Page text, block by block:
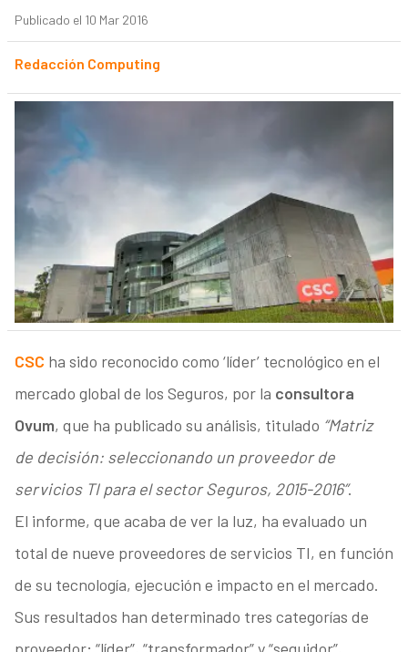
Publicado el 10 Mar 2016
Redacción Computing
CSC ha sido reconocido como ‘líder’ tecnológico en el
mercado global de los Seguros, por la consultora
Ovum, que ha publicado su análisis, titulado “Matriz
de decisión: seleccionando un proveedor de
servicios TI para el sector Seguros, 2015-2016”.
El informe, que acaba de ver la luz, ha evaluado un
total de nueve proveedores de servicios TI, en función
de su tecnología, ejecución e impacto en el mercado.
Sus resultados han determinado tres categorías de